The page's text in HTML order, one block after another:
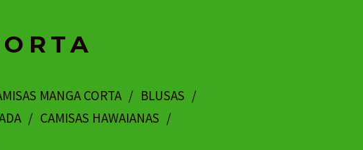
MANGA CORTA
BLUSAS
CAMISAS HAWAIANAS